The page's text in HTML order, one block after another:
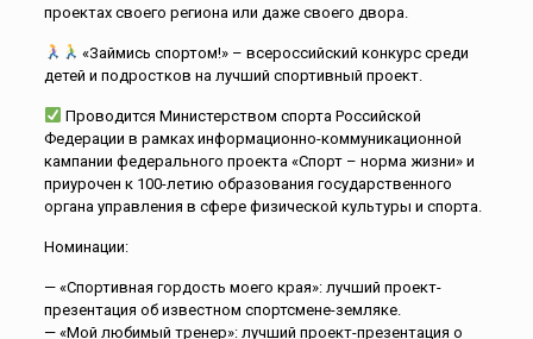
проектах своего региона или даже своего двора.
«Займись спортом!» – всероссийский конкурс среди
детей и подростков на лучший спортивный проект.
Проводится Министерством спорта Российской
Федерации в рамках информационно-коммуникационной
кампании федерального проекта «Спорт – норма жизни» и
приурочен к 100-летию образования государственного
органа управления в сфере физической культуры и спорта.
Номинации:
— «Спортивная гордость моего края»: лучший проект-
презентация об известном спортсмене-земляке.
— «Мой любимый тренер»: лучший проект-презентация о